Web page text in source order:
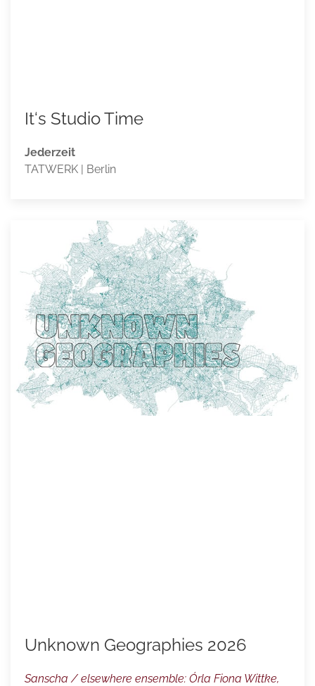
It‘s Studio Time
Jederzeit
TATWERK | Berlin
Unknown Geographies 2026
Sanscha / elsewhere ensemble: Órla Fiona Wittke,